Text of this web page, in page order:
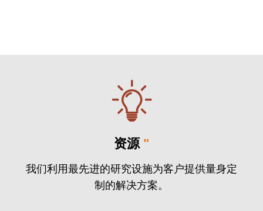
资源 "
我们利用最先进的研究设施为客户提供量身定
制的解决方案。